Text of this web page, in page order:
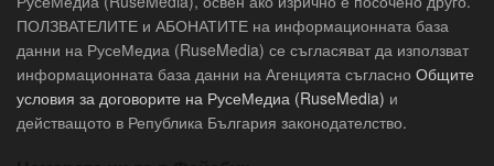
ПОЛЗВАТЕЛИТЕ и АБОНАТИТЕ на информационната база
данни на РусеМедиа (RuseMedia) се съгласяват да използват
информационната база данни на Агенцията съгласно Общите
условия за договорите на РусеМедиа (RuseMedia) и
действащото в Република България законодателство.